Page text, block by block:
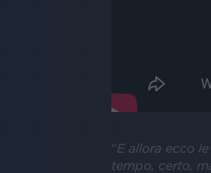
“E allora ecco
tempo, certo,